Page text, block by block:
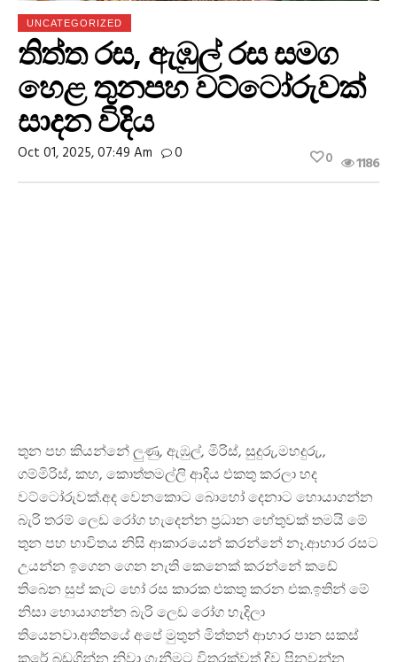
UNCATEGORIZED
තිත්ත රස, ඇඹුල් රස සමග
හෙළ තුනපහ වට්ටෝරුවක්
සාදන විදිය
Oct 01, 2025, 07:49 Am 0 1186
0
තුන පහ කියන්නේ ලුණු, ඇඹුල්, මිරිස්, සුදුරු,මහදුරු,,
ගම්මිරිස්, කහ, කොත්තමල්ලි ආදිය එකතු කරලා හද
වට්ටෝරුවක්.අද වෙනකොට බොහෝ දෙනාට හොයාගන්න
බැරි තරම් ලෙඩ රෝග හැදෙන්න ප්‍රධාන හේතුවක් තමයි මේ
තුන පහ භාවිතය නිසි ආකාරයෙන් කරන්නේ නෑ.ආහාර රසට
උයන්න ඉගෙන ගෙන නැති කෙනෙක් කරන්නේ කඩේ
තිබෙන සුප් කැට හෝ රස කාරක එකතු කරන එක.ඉතින් මේ
නිසා හොයාගන්න බැරි ලෙඩ රෝග හැදිලා
තියෙනවා.අතීතයේ අපේ මුතුන් මිත්තන් ආහාර පාන සකස්